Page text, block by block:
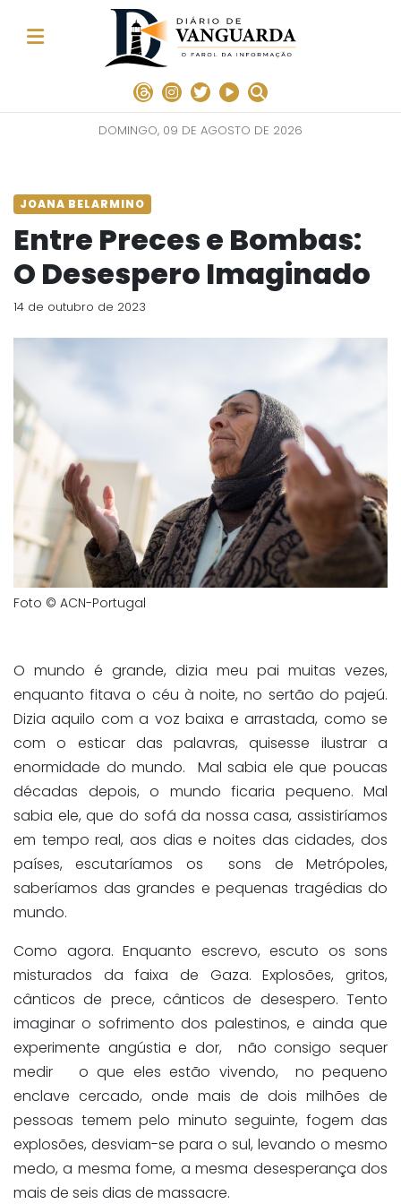
DOMINGO, 09 DE AGOSTO DE 2026
JOANA BELARMINO
Entre Preces e Bombas:
O Desespero Imaginado
14 de outubro de 2023
Foto © ACN-Portugal
O mundo é grande, dizia meu pai muitas vezes,
enquanto fitava o céu à noite, no sertão do pajeú.
Dizia aquilo com a voz baixa e arrastada, como se
com o esticar das palavras, quisesse ilustrar a
enormidade do mundo. Mal sabia ele que poucas
décadas depois, o mundo ficaria pequeno. Mal
sabia ele, que do sofá da nossa casa, assistiríamos
em tempo real, aos dias e noites das cidades, dos
países, escutaríamos os sons de Metrópoles,
saberíamos das grandes e pequenas tragédias do
mundo.
Como agora. Enquanto escrevo, escuto os sons
misturados da faixa de Gaza. Explosões, gritos,
cânticos de prece, cânticos de desespero. Tento
imaginar o sofrimento dos palestinos, e ainda que
experimente angústia e dor, não consigo sequer
medir o que eles estão vivendo, no pequeno
enclave cercado, onde mais de dois milhões de
pessoas temem pelo minuto seguinte, fogem das
explosões, desviam-se para o sul, levando o mesmo
medo, a mesma fome, a mesma desesperança dos
mais de seis dias de massacre.